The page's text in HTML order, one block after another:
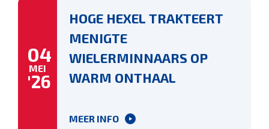
04
MEI
'26
HOGE HEXEL TRAKTEERT
MENIGTE
WIELERMINNAARS OP
WARM ONTHAAL
MEER INFO